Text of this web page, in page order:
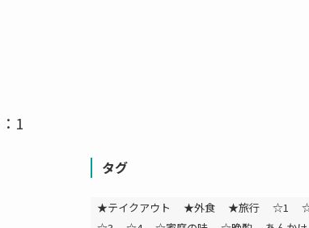
：1
タグ
★テイクアウト ★外食 ★旅行 ☆1